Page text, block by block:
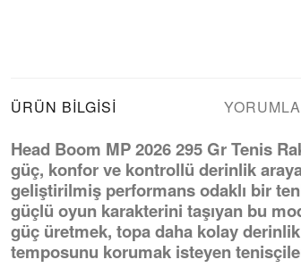
ÜRÜN BILGISI
Head Boom MP 2026 295 Gr Tenis
güç, konfor ve kontrollü derinlik
geliştirilmiş performans odaklı bir
güçlü oyun karakterini taşıyan bu
güç üretmek, topa daha kolay
temposunu korumak isteyen